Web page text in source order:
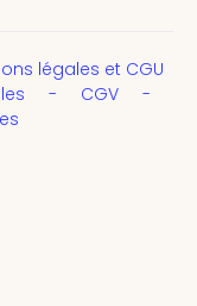
légales et CGU
CGV